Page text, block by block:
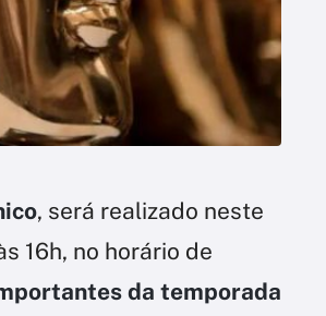
, será realizado neste
16h, no horário de
da temporada